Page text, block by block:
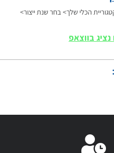
הכלי שלך> בחר שנת ייצור>
בווצאפ